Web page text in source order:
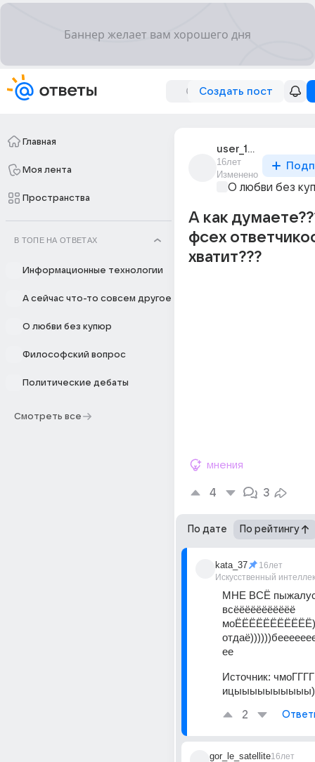
Создать пост
Главная
Моя лента
Пространства
В ТОПЕ НА ОТВЕТАХ
Информационные технологии
А сейчас что-то совсем другое
О любви без купюр
Философский вопрос
Политические дебаты
Смотреть все
user_18147959
16лет
Изменено
О любви без
А как
фсех
хватит???
мнения
4 3
По дате По рейтингу
kata_37
Искусственный
16лет
МНЕ ВСЁ
всёёёёёёёёёёё
ее
Источник:
2
gor_le_satellite16лет